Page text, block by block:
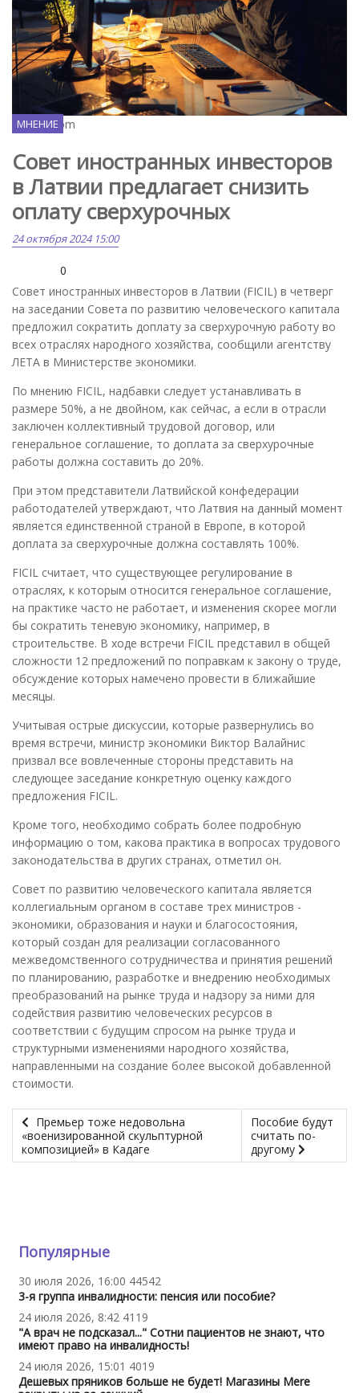
Freepik.com
МНЕНИЕ
Совет иностранных инвесторов
в Латвии предлагает снизить
оплату сверхурочных
24 октября 2024 15:00
0
Совет иностранных инвесторов в Латвии (FICIL) в четверг
на заседании Совета по развитию человеческого капитала
предложил сократить доплату за сверхурочную работу во
всех отраслях народного хозяйства, сообщили агентству
ЛЕТА в Министерстве экономики.
По мнению FICIL, надбавки следует устанавливать в
размере 50%, а не двойном, как сейчас, а если в отрасли
заключен коллективный трудовой договор, или
генеральное соглашение, то доплата за сверхурочные
работы должна составить до 20%.
При этом представители Латвийской конфедерации
работодателей утверждают, что Латвия на данный момент
является единственной страной в Европе, в которой
доплата за сверхурочные должна составлять 100%.
FICIL считает, что существующее регулирование в
отраслях, к которым относится генеральное соглашение,
на практике часто не работает, и изменения скорее могли
бы сократить теневую экономику, например, в
строительстве. В ходе встречи FICIL представил в общей
сложности 12 предложений по поправкам к закону о труде,
обсуждение которых намечено провести в ближайшие
месяцы.
Учитывая острые дискуссии, которые развернулись во
время встречи, министр экономики Виктор Валайнис
призвал все вовлеченные стороны представить на
следующее заседание конкретную оценку каждого
предложения FICIL.
Кроме того, необходимо собрать более подробную
информацию о том, какова практика в вопросах трудового
законодательства в других странах, отметил он.
Совет по развитию человеческого капитала является
коллегиальным органом в составе трех министров -
экономики, образования и науки и благосостояния,
который создан для реализации согласованного
межведомственного сотрудничества и принятия решений
по планированию, разработке и внедрению необходимых
преобразований на рынке труда и надзору за ними для
содействия развитию человеческих ресурсов в
соответствии с будущим спросом на рынке труда и
структурными изменениями народного хозяйства,
направленными на создание более высокой добавленной
стоимости.
Премьер тоже недовольна
«военизированной скульптурной
композицией» в Кадаге
Пособие будут
считать по-
другому
Популярные
30 июля 2026, 16:00 44542
3-я группа инвалидности: пенсия или пособие?
24 июля 2026, 8:42 4119
"А врач не подсказал..." Сотни пациентов не знают, что
имеют право на инвалидность!
24 июля 2026, 15:01 4019
Дешевых пряников больше не будет! Магазины Mere